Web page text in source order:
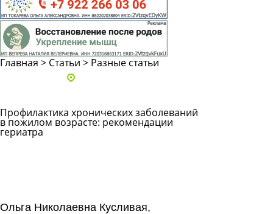
Главная > Статьи > Разные статьи
Профилактика хронических заболеваний
в пожилом возрасте: рекомендации
гериатра
Ольга Николаевна Кусливая,